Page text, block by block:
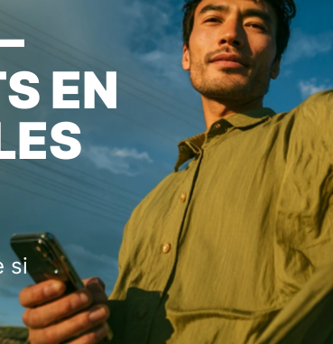
EN
si